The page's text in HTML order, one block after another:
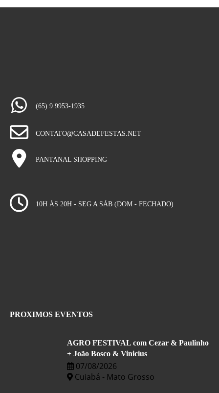
(65) 9 9953-1935
CONTATO@CASADEFESTAS.NET
PANTANAL SHOPPING
10H ÀS 20H - SEG A SÁB (DOM - FECHADO)
PROXIMOS EVENTOS
AGRO FESTIVAL com Cezar & Paulinho
+ João Bosco & Vinicius
07/08/2026
Cuiabá - Mato Grosso